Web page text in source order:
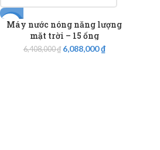
-5%
Máy nước nóng năng lượng
mặt trời – 15 ống
6,408,000₫ 6,088,000₫